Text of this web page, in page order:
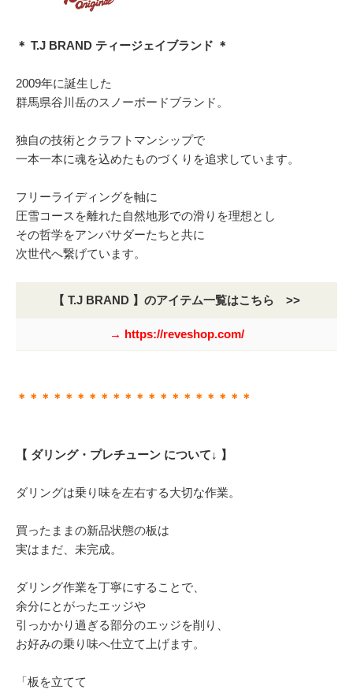
＊ T.J BRAND ティージェイブランド ＊
2009年に誕生した
群馬県谷川岳のスノーボードブランド。
独自の技術とクラフトマンシップで
一本一本に魂を込めたものづくりを追求しています。
フリーライディングを軸に
圧雪コースを離れた自然地形での滑りを理想とし
その哲学をアンバサダーたちと共に
次世代へ繋げています。
【 T.J BRAND 】のアイテム一覧はこちら >>
→ https://reveshop.com/
＊＊＊＊＊＊＊＊＊＊＊＊＊＊＊＊＊＊＊＊
【 ダリング・プレチューン について↓ 】
ダリングは乗り味を左右する大切な作業。
買ったままの新品状態の板は
実はまだ、未完成。
ダリング作業を丁寧にすることで、
余分にとがったエッジや
引っかかり過ぎる部分のエッジを削り、
お好みの乗り味へ仕立て上げます。
「板を立てて